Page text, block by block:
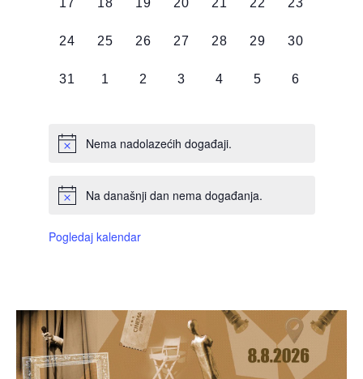
0
24
0
25
0
26
0
27
0
28
0
29
0
30
0
31
0
1
0
2
0
3
0
4
0
5
0
6
Nema nadolazećih događaji.
Na današnji dan nema događanja.
Pogledaj kalendar